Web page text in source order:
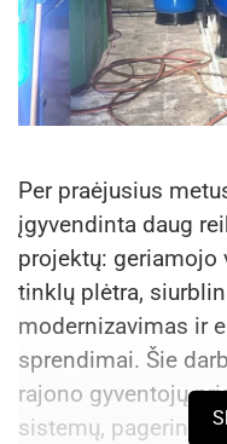
Per praėjusius
įgyvendinta daug
projektų: geriamojo
tinklų plėtra,
modernizavimas ir
sprendimai. Šie
rajono gyventojų
sistemų, pagerino